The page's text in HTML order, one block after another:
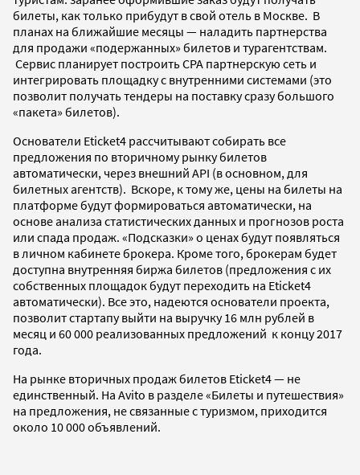
билеты, как только прибудут в свой отель в Москве. В
планах на ближайшие месяцы — наладить партнерства
для продажи «подержанных» билетов и турагентствам.
Сервис планирует построить CPA партнерскую сеть и
интегрировать площадку с внутренними системами (это
позволит получать тендеры на поставку сразу большого
«пакета» билетов).
Основатели Eticket4 рассчитывают собирать все
предложения по вторичному рынку билетов
автоматически, через внешний API (в основном, для
билетных агентств). Вскоре, к тому же, цены на билеты на
платформе будут формироваться автоматически, на
основе анализа статистических данных и прогнозов роста
или спада продаж. «Подсказки» о ценах будут появляться
в личном кабинете брокера. Кроме того, брокерам будет
доступна внутренняя биржа билетов (предложения с их
собственных площадок будут переходить на Eticket4
автоматически). Все это, надеются основатели проекта,
позволит стартапу выйти на выручку 16 млн рублей в
месяц и 60 000 реализованных предложений к концу 2017
года.
На рынке вторичных продаж билетов Eticket4— не
единственный. На Avito в разделе «Билеты и путешествия»
на предложения, не связанные с туризмом, приходится
около 10 000 объявлений.